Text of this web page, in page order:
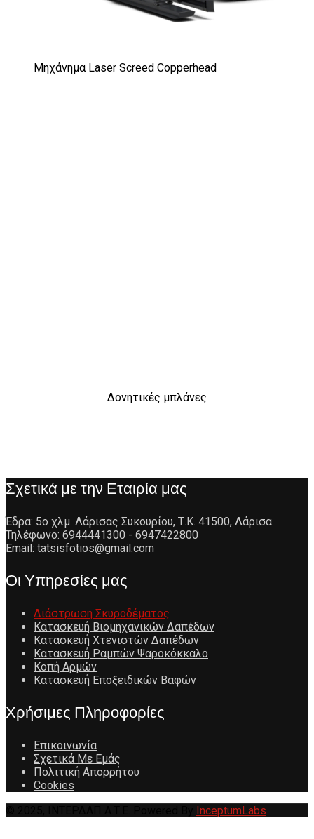
Μηχάνημα Laser Screed Copperhead
Δονητικές μπλάνες
Σχετικά με την Εταιρία μας
Έδρα: 5ο χλμ. Λάρισας Συκουρίου, Τ.Κ. 41500, Λάρισα.
Τηλέφωνο: 6944441300 - 6947422800
Email: tatsisfotios@gmail.com
Οι Υπηρεσίες μας
Διάστρωση Σκυροδέματος
Κατασκευή Βιομηχανικών Δαπέδων
Κατασκευή Χτενιστών Δαπέδων
Κατασκευή Ραμπών Ψαροκόκκαλο
Κοπή Αρμών
Κατασκευή Εποξειδικών Βαφών
Χρήσιμες Πληροφορίες
Επικοινωνία
Σχετικά Με Εμάς
Πολιτική Απορρήτου
Cookies
InceptumLabs